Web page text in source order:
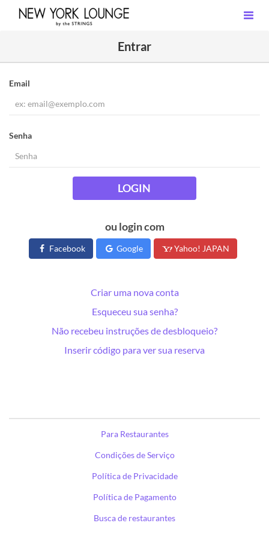
Entrar
Email
Senha
LOGIN
ou login com
Facebook Google Yahoo! JAPAN
Criar uma nova conta
Esqueceu sua senha?
Não recebeu instruções de desbloqueio?
Inserir código para ver sua reserva
Para Restaurantes
Condições de Serviço
Política de Privacidade
Política de Pagamento
Busca de restaurantes